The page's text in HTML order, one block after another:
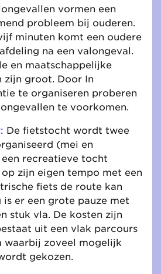
vormen een
probleem bij ouderen.
minuten komt een oudere
na een valongeval.
en maatschappelijke
zijn groot. Door In
te organiseren proberen
te voorkomen.
: De fietstocht wordt twee
(mei en
recreatieve tocht
zijn eigen tempo met een
fiets de route kan
is er een grote pauze met
stuk vla. De kosten zijn
uit een vlak parcours
waarbij zoveel mogelijk
gekozen.